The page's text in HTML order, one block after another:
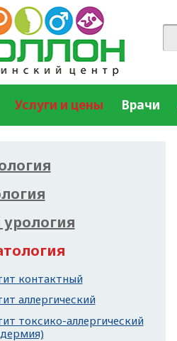
Услуги и цены Врачи
контактный
аллергический
токсико-аллергический